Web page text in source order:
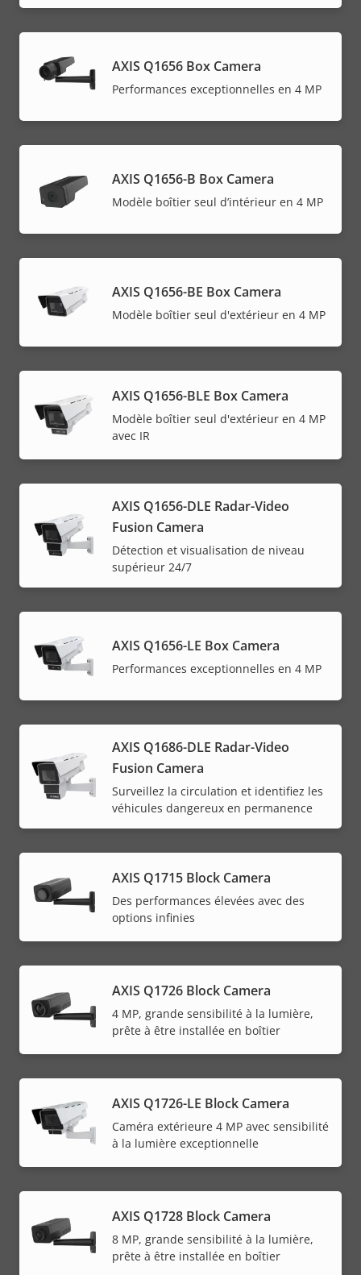
AXIS Q1656 Box Camera
Performances exceptionnelles en 4 MP
AXIS Q1656-B Box Camera
Modèle boîtier seul d’intérieur en 4 MP
AXIS Q1656-BE Box Camera
Modèle boîtier seul d'extérieur en 4 MP
AXIS Q1656-BLE Box Camera
Modèle boîtier seul d'extérieur en 4 MP
avec IR
AXIS Q1656-DLE Radar-Video
Fusion Camera
Détection et visualisation de niveau
supérieur 24/7
AXIS Q1656-LE Box Camera
Performances exceptionnelles en 4 MP
AXIS Q1686-DLE Radar-Video
Fusion Camera
Surveillez la circulation et identifiez les
véhicules dangereux en permanence
AXIS Q1715 Block Camera
Des performances élevées avec des
options infinies
AXIS Q1726 Block Camera
4 MP, grande sensibilité à la lumière,
prête à être installée en boîtier
AXIS Q1726-LE Block Camera
Caméra extérieure 4 MP avec sensibilité
à la lumière exceptionnelle
AXIS Q1728 Block Camera
8 MP, grande sensibilité à la lumière,
prête à être installée en boîtier